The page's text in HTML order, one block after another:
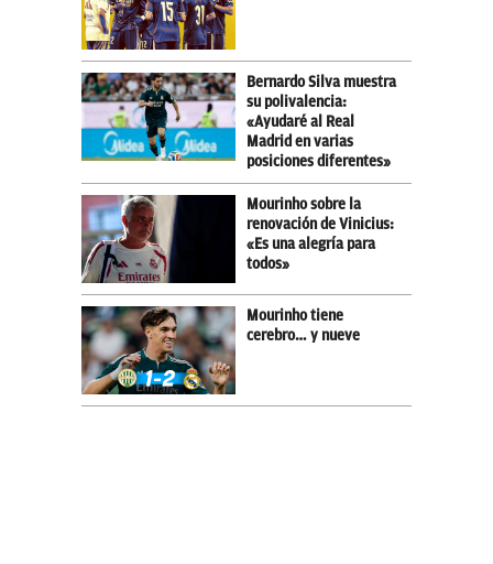
Bernardo Silva muestra
su polivalencia:
«Ayudaré al Real
Madrid en varias
posiciones diferentes»
Mourinho sobre la
renovación de Vinicius:
«Es una alegría para
todos»
Mourinho tiene
cerebro… y nueve